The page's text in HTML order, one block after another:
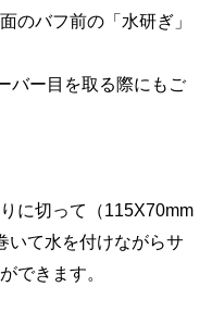
のバフ前の「水研ぎ」
バー目を取る際にもご
に切って（115X70mm
いて水を付けながらサ
できます。